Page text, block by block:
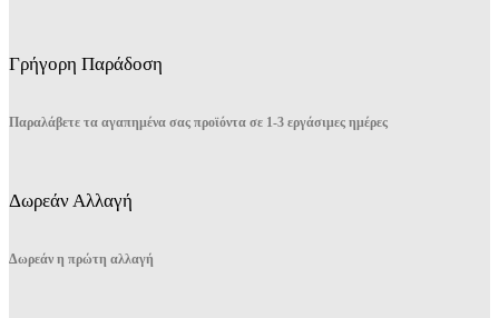
Γρήγορη Παράδοση
Παραλάβετε τα αγαπημένα σας προϊόντα σε 1-3 εργάσιμες ημέρες
Δωρεάν Αλλαγή
Δωρεάν η πρώτη αλλαγή